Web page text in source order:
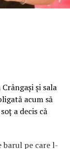
şi sala
acum să
a decis că
barul pe care l-